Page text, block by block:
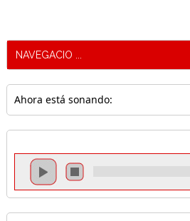
Ahora está sonando: